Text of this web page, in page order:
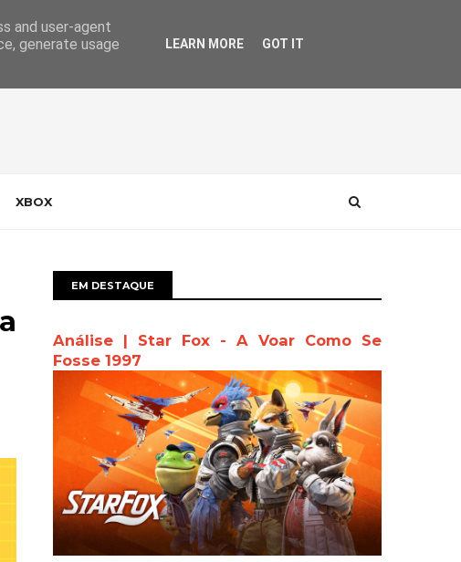
XBOX
EM DESTAQUE
Análise | Star Fox - A Voar Como Se
Fosse 1997
and user-agent
generate usage
LEARN MORE GOT IT